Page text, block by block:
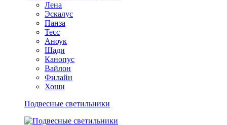
Лена
Эскалус
Панза
Тесс
Аноук
Шади
Канопус
Вайлон
Филайн
Хоши
Подвесные светильники